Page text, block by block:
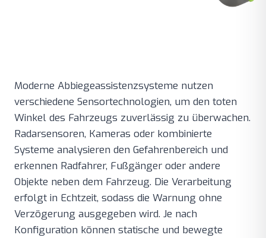
Moderne Abbiegeassistenzsysteme nutzen
verschiedene Sensortechnologien, um den toten
Winkel des Fahrzeugs zuverlässig zu überwachen.
Radarsensoren, Kameras oder kombinierte
Systeme analysieren den Gefahrenbereich und
erkennen Radfahrer, Fußgänger oder andere
Objekte neben dem Fahrzeug. Die Verarbeitung
erfolgt in Echtzeit, sodass die Warnung ohne
Verzögerung ausgegeben wird. Je nach
Konfiguration können statische und bewegte